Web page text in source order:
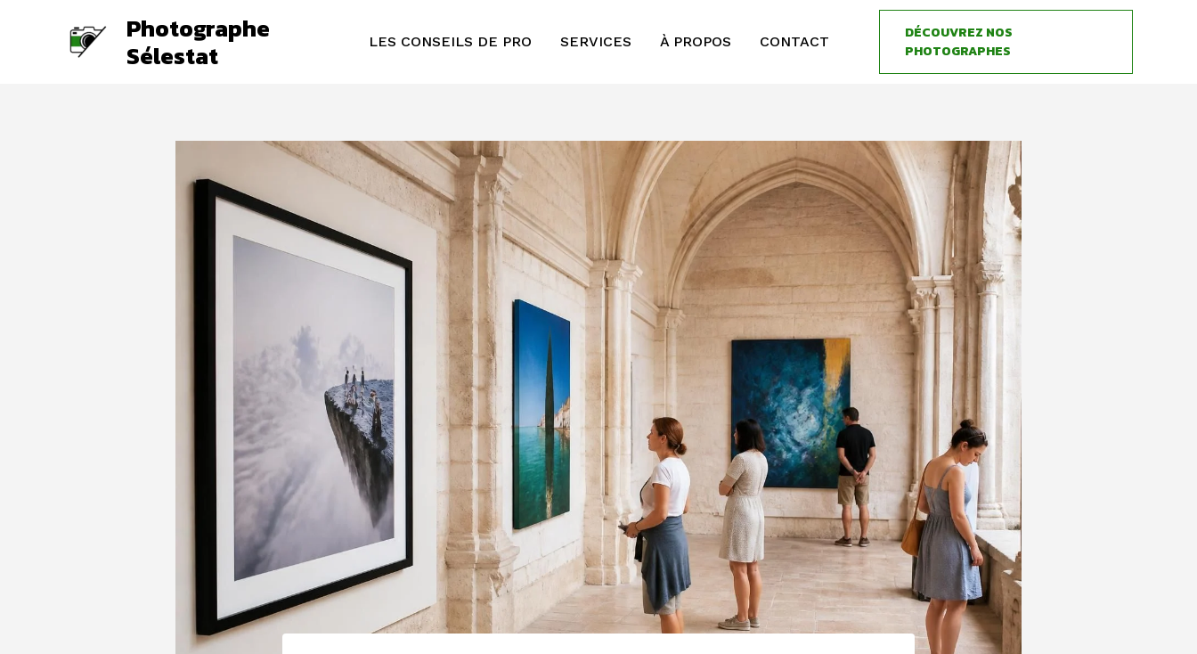
Photographe
Sélestat LES CONSEILS DE PRO SERVICES À PROPOS CONTACT
DÉCOUVREZ NOS
PHOTOGRAPHES